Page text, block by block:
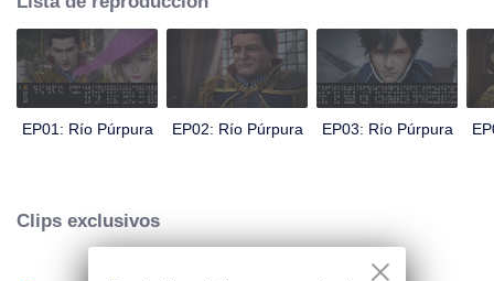
hermanos demostraron sus respectivas habilidades: Zichuan Xiu repelió a
los Demonios y arriesgó su vida persiguiendo al rebelde; Sterling eligió con
determinación a su familia en lugar de a su amada...
EP01: Río Púrpura EP02: Río Púrpura EP03: Río Púrpura
Clips exclusivos